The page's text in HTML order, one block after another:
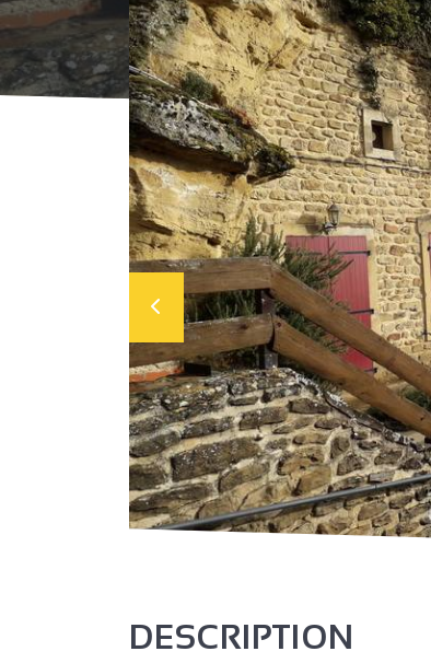
DESCRIPTION